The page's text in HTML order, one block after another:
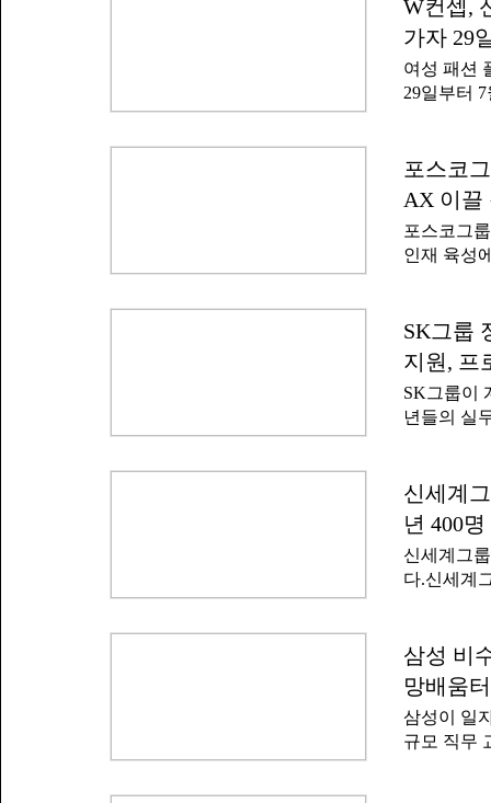
떻게 협력
요하지만
수 있다'
선의 고도
경쟁력을
체, IT, 첨
다.특히 전
업 진단을
(직장인 기
한다.기업
W컨셉,
가자 29
여성 패션
29일부터
원하는 프
발한다.
교육, 마케
셉 플랫폼
기회도 지
부 심사위
랜드가 최
운데 최우
설명했다.
포스코
AX 이끌
포스코그
인재 육성
집하고 있
는 'K-뉴딜
300명의
양성한다.
발 △딥러
원 대상은
부터 포항
SK그룹
지원, 프
SK그룹이
년들의 실
카데미'에
5개 사업
도가 높은
활용 콘텐
맞춤형 직
수료생
집중 교육
하고 있다
모집해 AI
신세계
년 400
신세계그
다.신세계
년층의 직
젝트다.신
로 했다.
교육 프로
I&C 등 신
삼성 비
망배움
삼성이 일
규모 직무